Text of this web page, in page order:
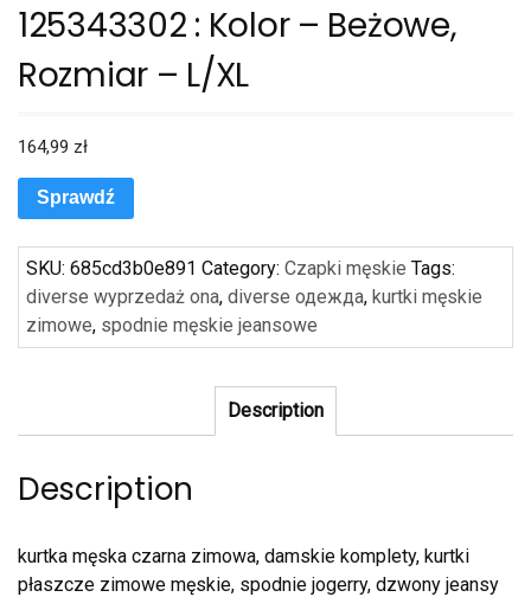
125343302 : Kolor – Beżowe,
Rozmiar – L/XL
164,99 zł
Sprawdź
SKU: 685cd3b0e891 Category: Czapki męskie Tags:
diverse wyprzedaż ona, diverse одежда, kurtki męskie
zimowe, spodnie męskie jeansowe
Description
Description
kurtka męska czarna zimowa, damskie komplety, kurtki
płaszcze zimowe męskie, spodnie jogerry, dzwony jeansy